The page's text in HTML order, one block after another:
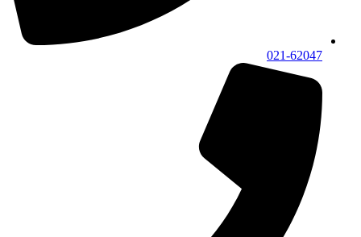
021-62047